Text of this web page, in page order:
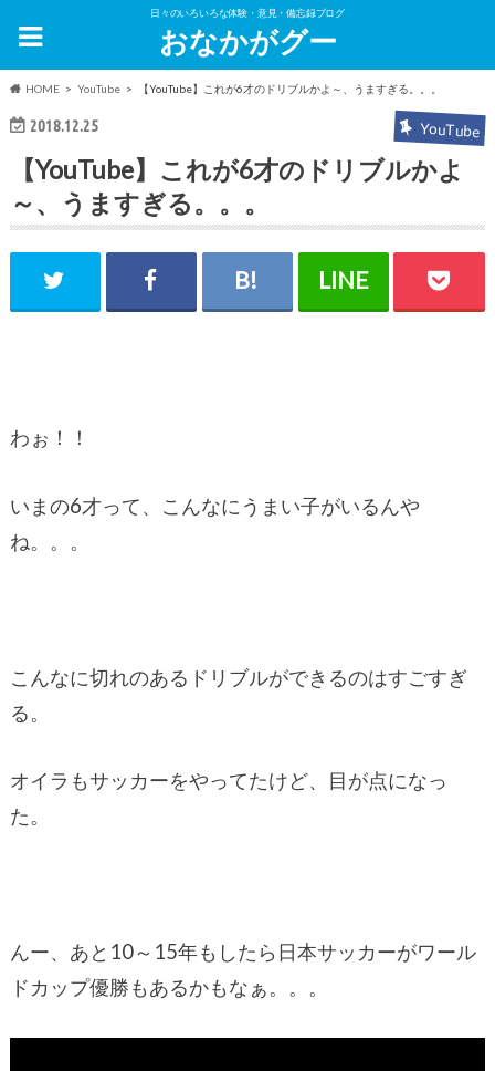
日々のいろいろな体験・意見・備忘録ブログ
おなかがグー
HOME YouTube 【YouTube】これが6才のドリブルかよ～、うますぎる。。。
2018.12.25 YouTube
【YouTube】これが6才のドリブルかよ
～、うますぎる。。。
わぉ！！
いまの6才って、こんなにうまい子がいるんや
ね。。。
こんなに切れのあるドリブルができるのはすごすぎ
る。
オイラもサッカーをやってたけど、目が点になっ
た。
んー、あと10～15年もしたら日本サッカーがワール
ドカップ優勝もあるかもなぁ。。。